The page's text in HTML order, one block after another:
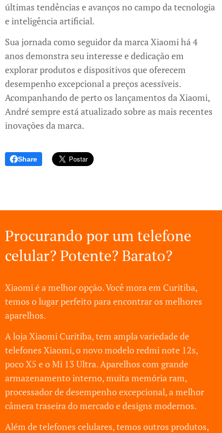
últimas tendências e avanços no campo da tecnologia
e inteligência artificial.
Sua jornada como seguidor da marca Xiaomi há 4
anos demonstra seu interesse e dedicação em
explorar produtos e dispositivos que oferecem
desempenho excepcional a preços acessíveis.
Acompanhando de perto os lançamentos da Xiaomi,
André sempre está atualizado sobre as mais recentes
inovações da marca.
Share
Procurando por um telefone
celular? Potente? Barato?
Xiaomi é a melhor opção. Você mora em Curitiba,
temos o lugar perfeito para encontrar os melhores
aparelhos.
A loja Xiaomi Curitiba, tem ampla variedade de
telefones Xiaomi, o novo modelo redmi note 12s,
poco X5 e o Mi 13 Ultra. Aparelhos com grande
armazenamento interno, muita memória ram,
processador de desempenho excepcional, a melhor
câmera traseira do mercado e designs modernos.
Além de telefones celulares, temos outros produtos,